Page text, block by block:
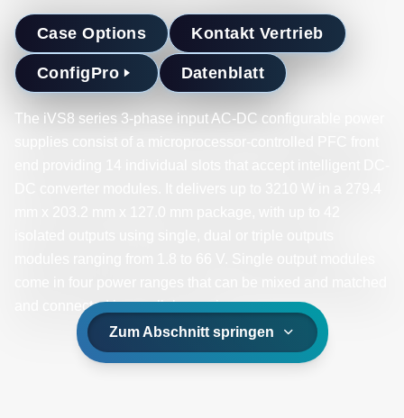
Case Options Kontakt Vertrieb
ConfigPro Datenblatt
The iVS8 series 3-phase input AC-DC configurable power
and connected in parallel or series.
Zum Abschnitt springen